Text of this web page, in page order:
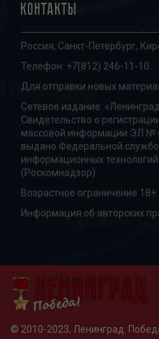
Контакты
Россия, Санкт-Петербург,
Телефон: +7(812) 246-11-10
Для отправки новых
Сетевое издание:
Свидетельство о
массовой информации ЭЛ №
выдано Федеральной
информационных
(Роскомнадзор)
Возрастное ограничение 18+.
Информация об авторских
© 2010-2023, Ленинград.